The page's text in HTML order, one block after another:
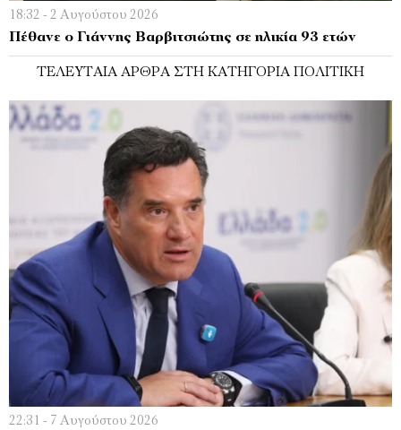
18:32 - 2 Αυγούστου 2026
Πέθανε ο Γιάννης Βαρβιτσιώτης σε ηλικία 93 ετών
ΤΕΛΕΥΤΑΊΑ ΆΡΘΡΑ ΣΤΗ ΚΑΤΗΓΟΡΊΑ ΠΟΛΙΤΙΚΉ
22:31 - 7 Αυγούστου 2026